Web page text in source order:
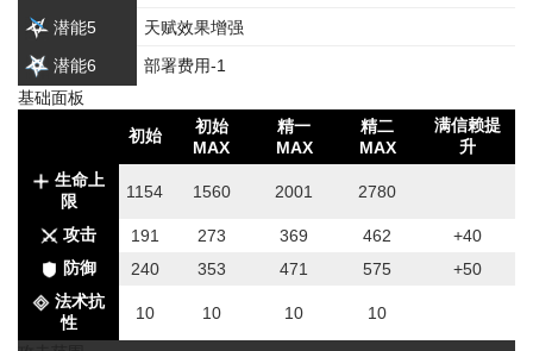
潜能5 天赋效果增强
潜能6
部署费用-1
基础面板
初始
初始
MAX
精一
MAX
精二
MAX
满信赖提
升
生命上
限
1154 1560 2001 2780
攻击 191 273 369 462
+40
防御
240 353 471 575
+50
法术抗
性
10 10 10 10